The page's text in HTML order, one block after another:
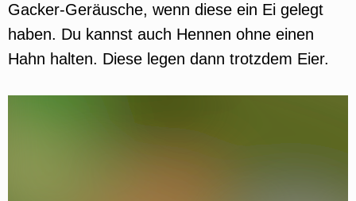
Gacker-Geräusche, wenn diese ein Ei gelegt
haben. Du kannst auch Hennen ohne einen
Hahn halten. Diese legen dann trotzdem Eier.